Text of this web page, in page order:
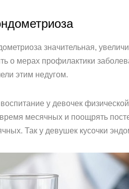
значительная,
о мерах профилактики
этим недугом.
у девочек
месячных и поощрять
Так у девушек кусочки